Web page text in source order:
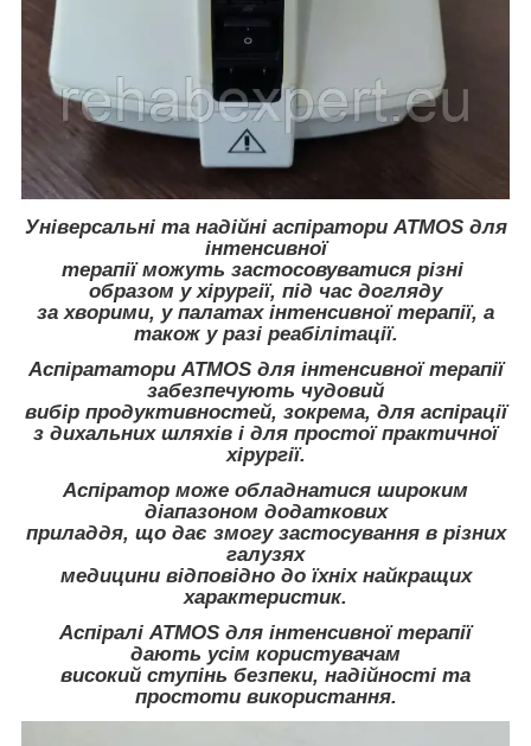
Універсальні та надійні аспіратори ATMOS для
інтенсивної
терапії можуть застосовуватися різні
образом у хірургії, під час догляду
за хворими, у палатах інтенсивної терапії, а
також у разі реабілітації.
Аспірататори ATMOS для інтенсивної терапії
забезпечують чудовий
вибір продуктивностей, зокрема, для аспірації
з дихальних шляхів і для простої практичної
хірургії.
Аспіратор може обладнатися широким
діапазоном додаткових
приладдя, що дає змогу застосування в різних
галузях
медицини відповідно до їхніх найкращих
характеристик.
Аспіралі ATMOS для інтенсивної терапії
дають усім користувачам
високий ступінь безпеки, надійності та
простоти використання.